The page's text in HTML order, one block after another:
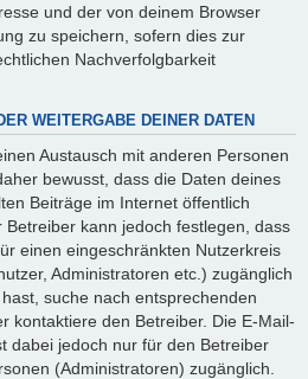
und der von deinem Browser
zu speichern, sofern dies zur
Nachverfolgbarkeit
WEITERGABE DEINER DATEN
Austausch mit anderen Personen
bewusst, dass die Daten deines
Beiträge im Internet öffentlich
kann jedoch festlegen, dass
einen eingeschränkten Nutzerkreis
Administratoren etc.) zugänglich
suche nach entsprechenden
kontaktiere den Betreiber. Die E-Mail-
dabei jedoch nur für den Betreiber
(Administratoren) zugänglich.